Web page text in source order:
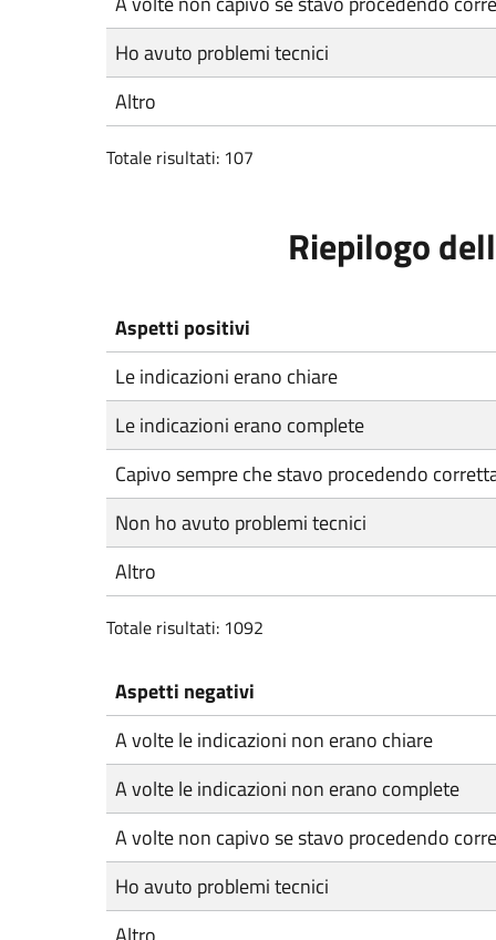
Ho avuto problemi tecnici
Altro
Totale risultati: 107
Riepilogo
Aspetti positivi
Le indicazioni erano chiare
Le indicazioni erano complete
Capivo sempre che stavo procedendo
Non ho avuto problemi tecnici
Altro
Totale risultati: 1092
Aspetti negativi
A volte le indicazioni non erano chiare
A volte le indicazioni non erano complete
A volte non capivo se stavo procedendo
Ho avuto problemi tecnici